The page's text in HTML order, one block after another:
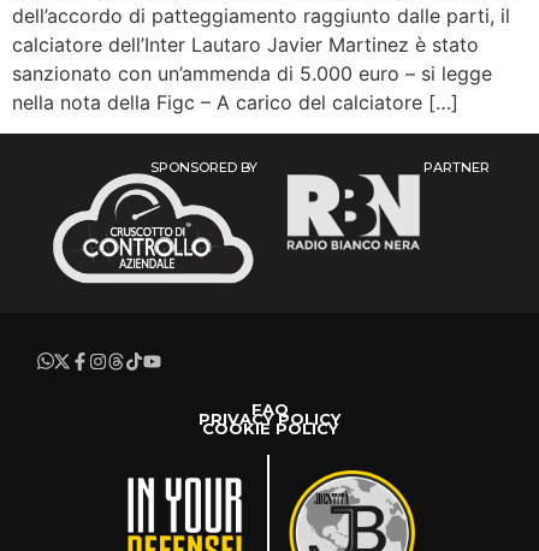
dell’accordo di patteggiamento raggiunto dalle parti, il
calciatore dell’Inter Lautaro Javier Martinez è stato
sanzionato con un’ammenda di 5.000 euro – si legge
nella nota della Figc – A carico del calciatore […]
SPONSORED BY PARTNER
FAQ
PRIVACY POLICY
COOKIE POLICY